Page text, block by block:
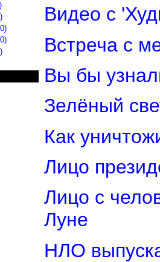
Видео с
Встреча с
Вы бы
Зелёный
Как
Лицо
Лицо с
Луне
НЛО